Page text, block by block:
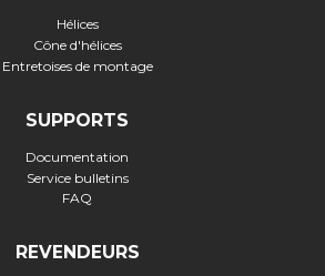
Hélices
Cône d'hélices
Entretoises de montage
SUPPORTS
Documentation
Service bulletins
FAQ
REVENDEURS